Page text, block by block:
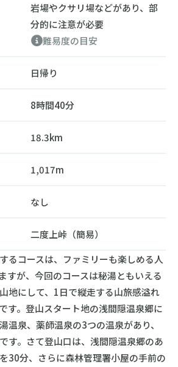
岩場やクサリ場などがあり、部
分的に注意が必要
難易度の目安
日帰り
8時間40分
18.3km
1,017m
なし
二度上峠（簡易）
るコースは、ファミリーも楽しめる人
すが、今回のコースは秘湯ともいえる
地にして、1日で縦走する山旅感溢れ
す。登山スタート地の浅間隠温泉郷に
温泉、薬師温泉の3つの温泉があり、
す。さて登山口は、浅間隠温泉郷のあ
30分、さらに森林管理署小屋の手前の